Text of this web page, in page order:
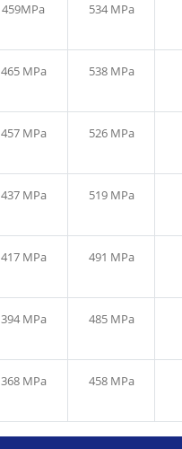
459MPa 534 MPa
465 MPa 538 MPa
457 MPa 526 MPa
437 MPa 519 MPa
417 MPa 491 MPa
394 MPa 485 MPa
368 MPa 458 MPa